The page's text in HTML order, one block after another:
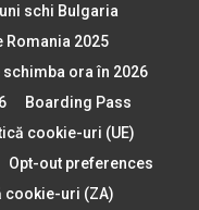
schi Bulgaria
Romania 2025
schimba ora în 2026
Boarding Pass
cookie-uri (UE)
Opt-out preferences
cookie-uri (ZA)